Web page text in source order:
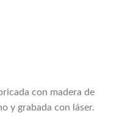
con madera de
y grabada con láser.